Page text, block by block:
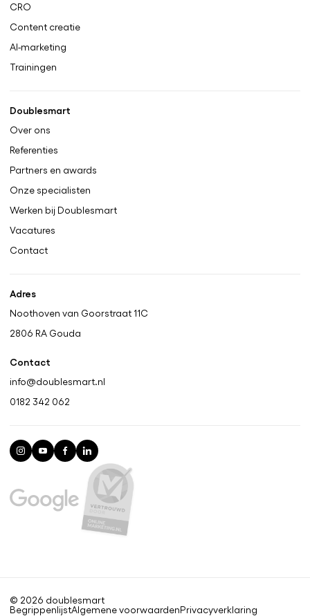
CRO
Content creatie
AI-marketing
Trainingen
Doublesmart
Over ons
Referenties
Partners en awards
Onze specialisten
Werken bij Doublesmart
Vacatures
Contact
Adres
Noothoven van Goorstraat 11C
2806 RA Gouda
Contact
info@doublesmart.nl
0182 342 062
© 2026 doublesmart
BegrippenlijstAlgemene voorwaardenPrivacyverklaring